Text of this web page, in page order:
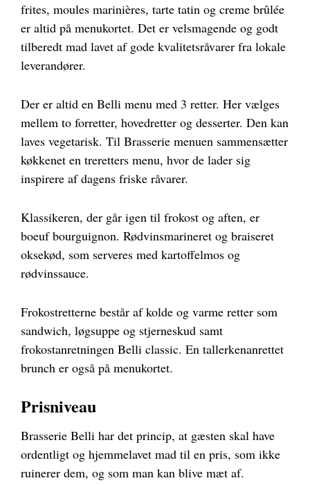
frites, moules marinières, tarte tatin og creme brûlée
er altid på menukortet. Det er velsmagende og godt
tilberedt mad lavet af gode kvalitetsråvarer fra lokale
leverandører.
Der er altid en Belli menu med 3 retter. Her vælges
mellem to forretter, hovedretter og desserter. Den kan
laves vegetarisk. Til Brasserie menuen sammensætter
køkkenet en treretters menu, hvor de lader sig
inspirere af dagens friske råvarer.
Klassikeren, der går igen til frokost og aften, er
boeuf bourguignon. Rødvinsmarineret og braiseret
oksekød, som serveres med kartoffelmos og
rødvinssauce.
Frokostretterne består af kolde og varme retter som
sandwich, løgsuppe og stjerneskud samt
frokostanretningen Belli classic. En tallerkenanrettet
brunch er også på menukortet.
Prisniveau
Brasserie Belli har det princip, at gæsten skal have
ordentligt og hjemmelavet mad til en pris, som ikke
ruinerer dem, og som man kan blive mæt af.